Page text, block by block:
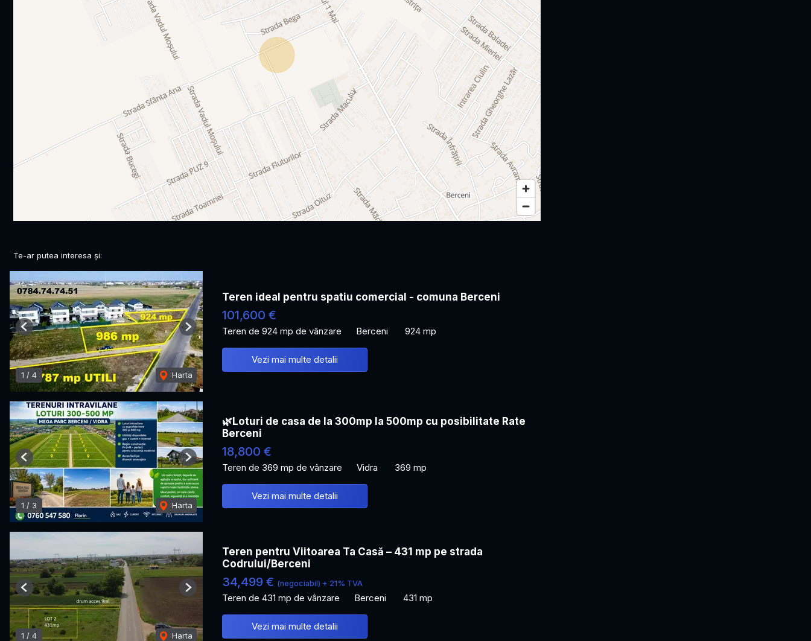
Te-ar putea interesa și:
1 / 4 Harta
Previous Next
Teren ideal pentru spatiu comercial - comuna Berceni
101,600 €
Teren de 924 mp de vânzare Berceni 924 mp
Vezi mai multe detalii
1 / 3 Harta
Previous Next
🌿Loturi de casa de la 300mp la 500mp cu posibilitate Rate
Berceni
18,800 €
Teren de 369 mp de vânzare Vidra 369 mp
Vezi mai multe detalii
1 / 4 Harta
Previous Next
Teren pentru Viitoarea Ta Casă – 431 mp pe strada
Codrului/Berceni
34,499 € (negociabil) + 21% TVA
Teren de 431 mp de vânzare Berceni 431 mp
Vezi mai multe detalii